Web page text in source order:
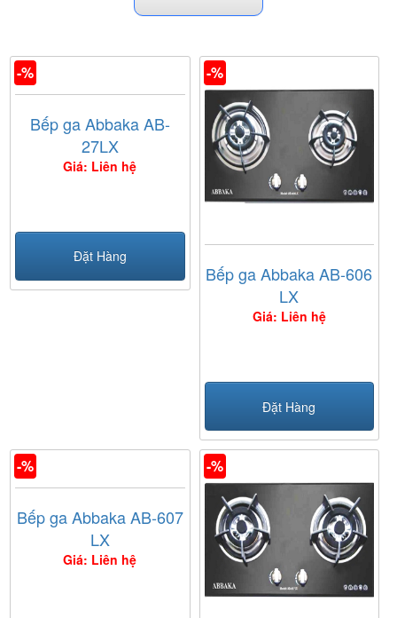
-%
Bếp ga Abbaka AB-
27LX
Giá: Liên hệ
Đặt Hàng
-%
Bếp ga Abbaka AB-606
LX
Giá: Liên hệ
Đặt Hàng
-%
Bếp ga Abbaka AB-607
LX
Giá: Liên hệ
-%